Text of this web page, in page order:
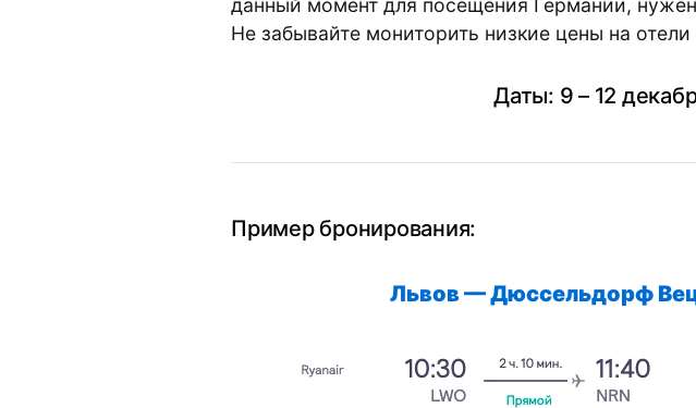
данный момент для посещения Германии,
Не забывайте мониторить низкие цены на отели
Даты: 9 – 12
Пример бронирования:
Львов — Дюссельдорф